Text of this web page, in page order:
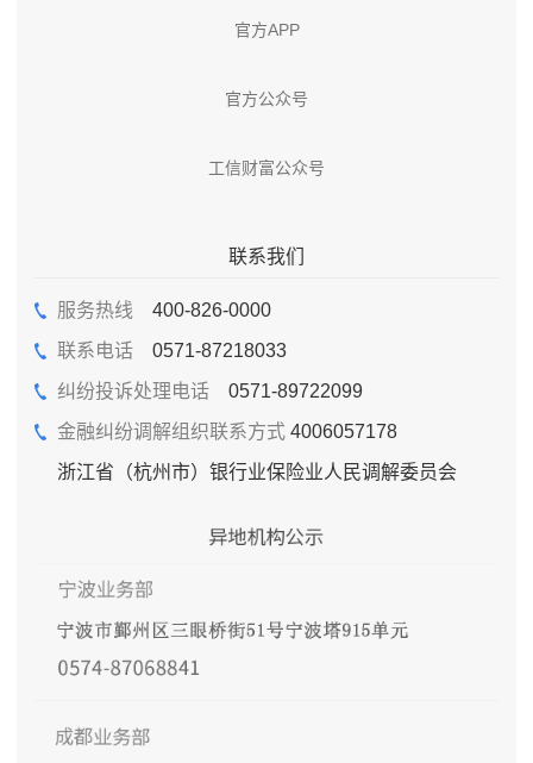
官方APP
官方公众号
工信财富公众号
联系我们
服务热线 400-826-0000
联系电话0571-87218033
纠纷投诉处理电话0571-89722099
金融纠纷调解组织联系方式4006057178
浙江省（杭州市）银行业保险业人民调解委员会